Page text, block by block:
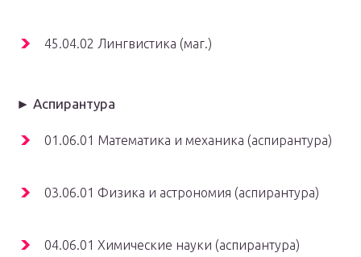
45.04.02 Лингвистика (маг.)
► Аспирантура
01.06.01 Математика и механика (аспирантура)
03.06.01 Физика и астрономия (аспирантура)
04.06.01 Химические науки (аспирантура)